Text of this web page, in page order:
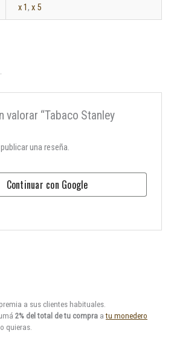
x 1, x 5
valorar “Tabaco Stanley
una reseña.
Continuar con Google
a sus clientes habituales.
2% del total de tu compra atu monedero
quieras.